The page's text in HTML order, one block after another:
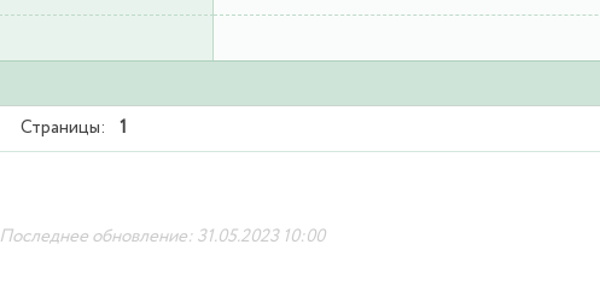
Страницы: 1
Последнее обновление: 31.05.2023 10:00